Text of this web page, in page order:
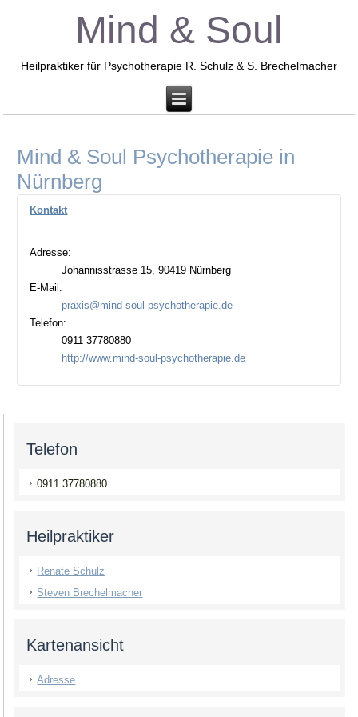
Mind & Soul
Heilpraktiker für Psychotherapie R. Schulz & S. Brechelmacher
Mind & Soul Psychotherapie in
Nürnberg
Kontakt
Adresse:
Johannisstrasse 15, 90419 Nürnberg
E-Mail:
praxis@mind-soul-psychotherapie.de
Telefon:
0911 37780880
http://www.mind-soul-psychotherapie.de
Telefon
0911 37780880
Heilpraktiker
Renate Schulz
Steven Brechelmacher
Kartenansicht
Adresse